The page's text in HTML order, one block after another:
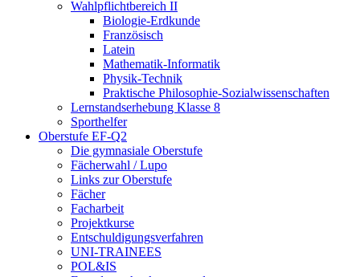
Wahlpflichtbereich II
Biologie-Erdkunde
Französisch
Latein
Mathematik-Informatik
Physik-Technik
Praktische Philosophie-Sozialwissenschaften
Lernstandserhebung Klasse 8
Sporthelfer
Oberstufe EF-Q2
Die gymnasiale Oberstufe
Fächerwahl / Lupo
Links zur Oberstufe
Fächer
Facharbeit
Projektkurse
Entschuldigungsverfahren
UNI-TRAINEES
POL&IS